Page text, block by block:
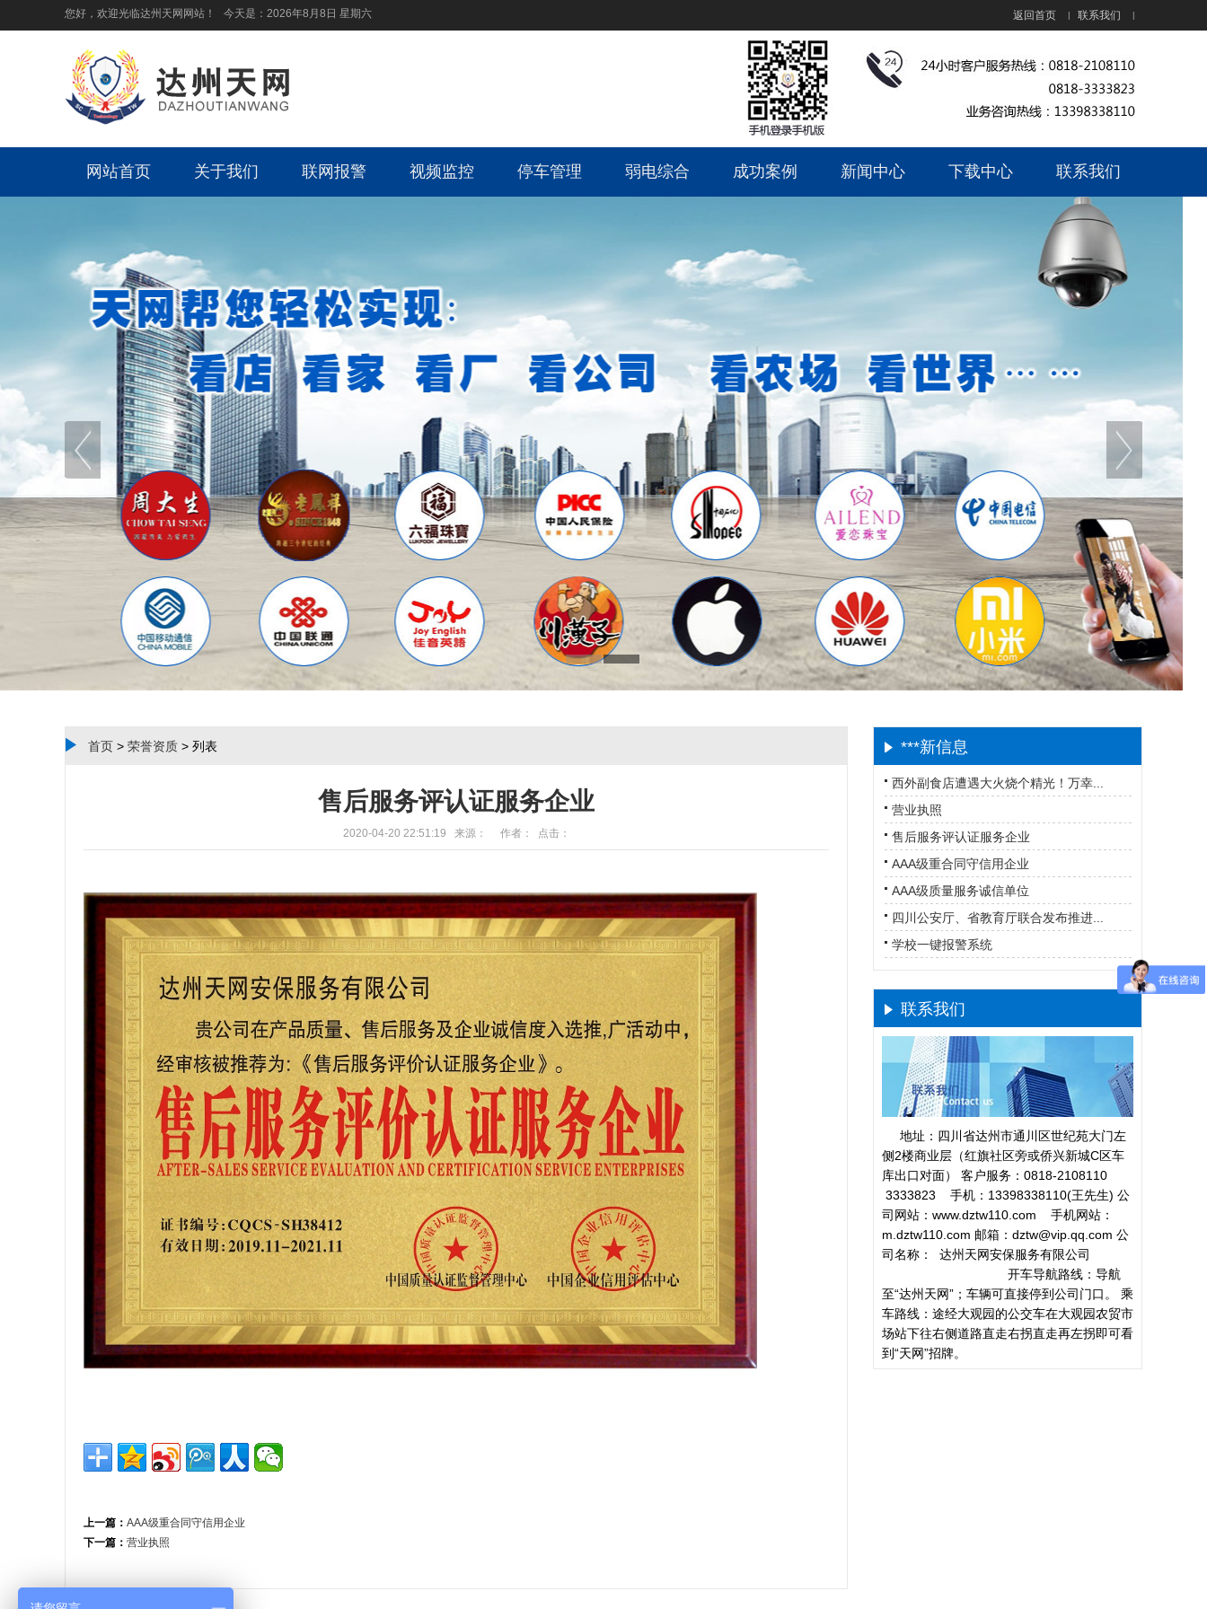
|
联系我们
|
返回首页
您好，欢迎光临达州天网网站！ 今天是： 2026年8月8日 星期六
网站首页 关于我们 联网报警 视频监控 停车管理 弱电综合 成功案例 新闻中心 下载中心 联系我们
首页 > 荣誉资质 > 列表
售后服务评认证服务企业
2020-04-20 22:51:19 来源： 作者： 点击：
上一篇： AAA级重合同守信用企业
下一篇： 营业执照
***新信息
西外副食店遭遇大火烧个精光！万幸...
营业执照
售后服务评认证服务企业
AAA级重合同守信用企业
AAA级质量服务诚信单位
四川公安厅、省教育厅联合发布推进...
学校一键报警系统
联系我们
地址：四川省达州市通川区世纪苑大门左
侧2楼商业层（红旗社区旁或侨兴新城C区车
库出口对面） 客户服务：0818-2108110
3333823 手机：13398338110(王先生) 公
司网站：www.dztw110.com 手机网站：
m.dztw110.com 邮箱：dztw@vip.qq.com 公
司名称： 达州天网安保服务有限公司
开车导航路线：导航
至“达州天网”；车辆可直接停到公司门口。 乘
车路线：途经大观园的公交车在大观园农贸市
场站下往右侧道路直走右拐直走再左拐即可看
到“天网”招牌。